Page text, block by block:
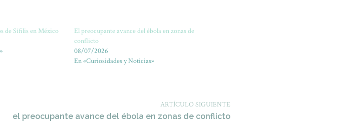
de Sífilis en México
El preocupante avance del ébola en zonas de
conflicto
08/07/2026
En «Curiosidades y Noticias»
ARTÍCULO SIGUIENTE
el preocupante avance del ébola en zonas de conflicto